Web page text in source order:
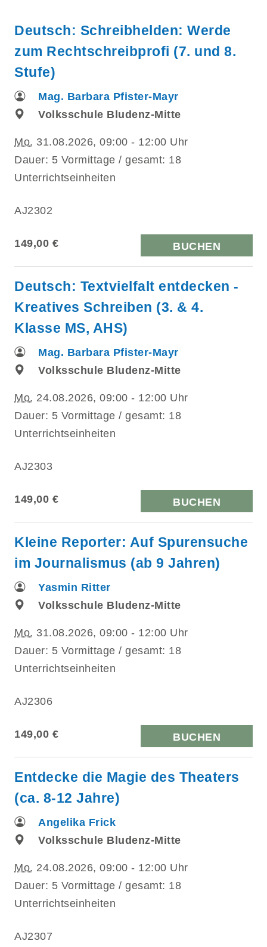
Deutsch: Schreibhelden: Werde
zum Rechtschreibprofi (7. und 8.
Stufe)
Mag. Barbara Pfister-Mayr
Volksschule Bludenz-Mitte
Mo. 31.08.2026, 09:00 - 12:00 Uhr
Dauer: 5 Vormittage / gesamt: 18
Unterrichtseinheiten
AJ2302
149,00 € BUCHEN
Deutsch: Textvielfalt entdecken -
Kreatives Schreiben (3. & 4.
Klasse MS, AHS)
Mag. Barbara Pfister-Mayr
Volksschule Bludenz-Mitte
Mo. 24.08.2026, 09:00 - 12:00 Uhr
Dauer: 5 Vormittage / gesamt: 18
Unterrichtseinheiten
AJ2303
149,00 € BUCHEN
Kleine Reporter: Auf Spurensuche
im Journalismus (ab 9 Jahren)
Yasmin Ritter
Volksschule Bludenz-Mitte
Mo. 31.08.2026, 09:00 - 12:00 Uhr
Dauer: 5 Vormittage / gesamt: 18
Unterrichtseinheiten
AJ2306
149,00 € BUCHEN
Entdecke die Magie des Theaters
(ca. 8-12 Jahre)
Angelika Frick
Volksschule Bludenz-Mitte
Mo. 24.08.2026, 09:00 - 12:00 Uhr
Dauer: 5 Vormittage / gesamt: 18
Unterrichtseinheiten
AJ2307